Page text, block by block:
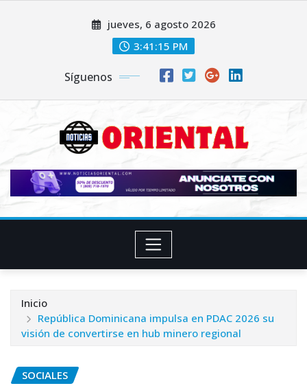
jueves, 6 agosto 2026
3:41:17 PM
Síguenos
Inicio
República Dominicana impulsa en PDAC 2026 su
visión de convertirse en hub minero regional
SOCIALES